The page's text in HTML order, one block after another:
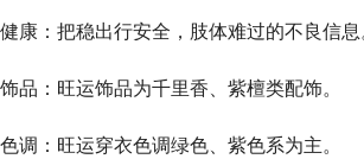
健康：把稳出行安全，肢体难过的不良信息
饰品：旺运饰品为千里香、紫檀类配饰。
色调：旺运穿衣色调绿色、紫色系为主。